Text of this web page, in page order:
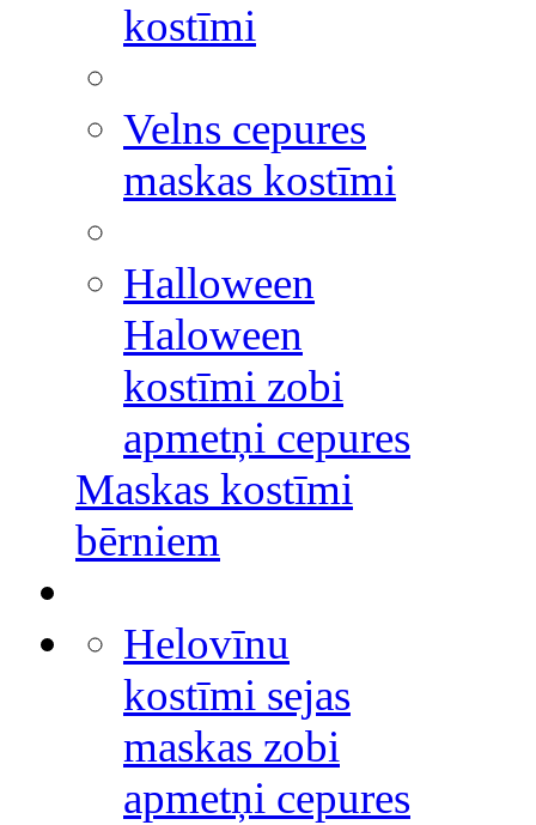
kostīmi
Velns cepures
maskas kostīmi
Halloween
Haloween
kostīmi zobi
apmetņi cepures
Maskas kostīmi
bērniem
Helovīnu
kostīmi sejas
maskas zobi
apmetņi cepures